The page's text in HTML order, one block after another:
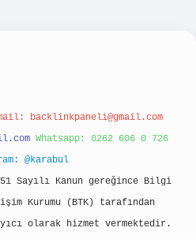
backlinkpaneli@gmail.com
Whatsapp: 0262 606 0 726
@karabul
Sayılı Kanun gereğince Bilgi
Kurumu (BTK) tarafından
olarak hizmet vermektedir.